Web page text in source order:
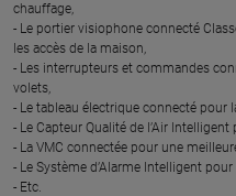
chauffage,
- Le portier visiophone connecté
les accès de la maison,
- Les interrupteurs et commandes
volets,
- Le tableau électrique connecté pour
- Le Capteur Qualité de l’Air
- La VMC connectée pour une
- Le Système d’Alarme Intelligent
- Etc.